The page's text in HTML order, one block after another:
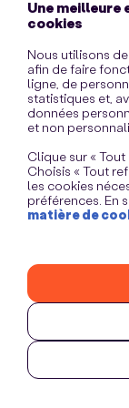
Une meilleure
cookies
Nous utilisons
afin de faire
ligne, de
statistiques et,
données
et non
Clique sur «
Choisis « Tout
les cookies
préférences. En
matière de